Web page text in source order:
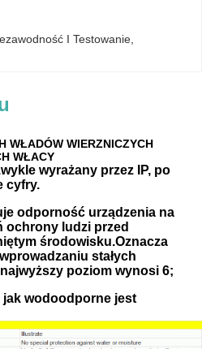
I Testowanie
WŁADÓW WIERZNICZYCH
WŁACY
wyrażany przez IP, po
cyfry.
odporność urządzenia na
ochrony ludzi przed
środowisku.Oznacza
stałych
poziom wynosi 6;
jak wodoodporne jest